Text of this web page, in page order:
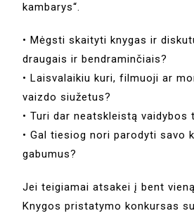
kambarys“.
• Mėgsti skaityti knygas ir
draugais ir bendraminčiais?
• Laisvalaikiu kuri, filmuoji ar
vaizdo siužetus?
• Turi dar neatskleistą vaidybos
• Gal tiesiog nori parodyti savo
gabumus?
Jei teigiamai atsakei į bent
Knygos pristatymo konkursas